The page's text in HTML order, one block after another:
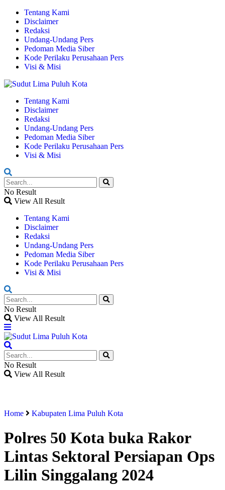
Tentang Kami
Disclaimer
Redaksi
Undang-Undang Pers
Pedoman Media Siber
Kode Perilaku Perusahaan Pers
Visi & Misi
Tentang Kami
Disclaimer
Redaksi
Undang-Undang Pers
Pedoman Media Siber
Kode Perilaku Perusahaan Pers
Visi & Misi
No Result
View All Result
Tentang Kami
Disclaimer
Redaksi
Undang-Undang Pers
Pedoman Media Siber
Kode Perilaku Perusahaan Pers
Visi & Misi
No Result
View All Result
No Result
View All Result
Home Kabupaten Lima Puluh Kota
Polres 50 Kota buka Rakor
Lintas Sektoral Persiapan Ops
Lilin Singgalang 2024